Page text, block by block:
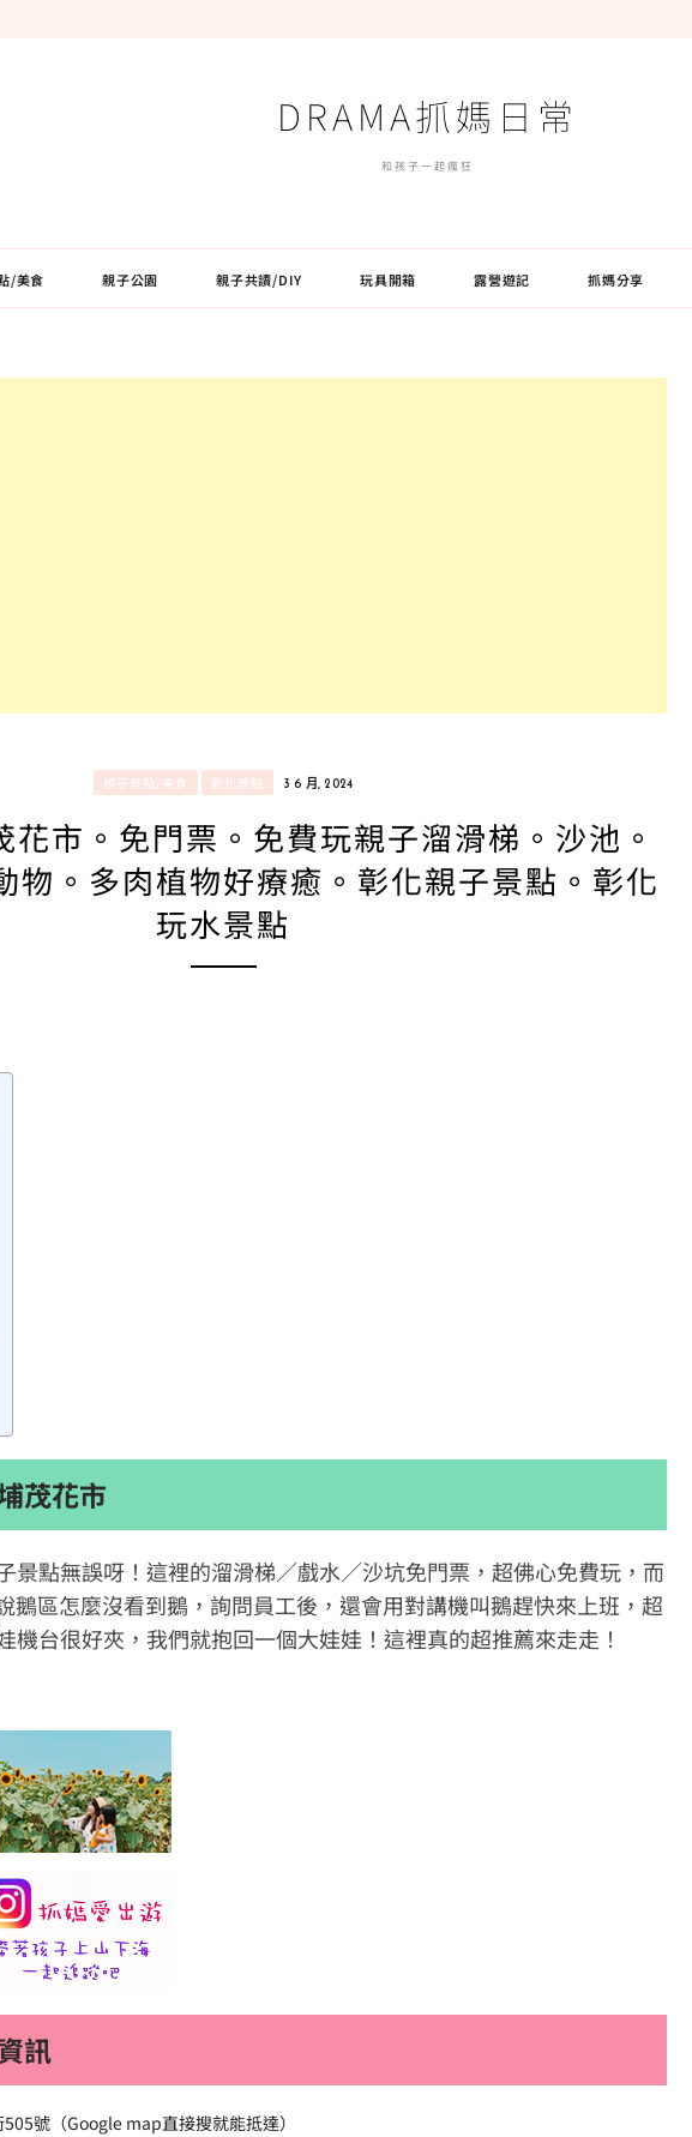
DRAMA抓媽日常
和孩子一起瘋狂
/美食 親子公園 親子共讀/DIY 玩具開箱 露營遊記 抓媽分享
親子景點/美食 彰化景點 3 6 月, 2024
市。免門票。免費玩親子溜滑梯。沙池。
物。多肉植物好療癒。彰化親子景點。彰化
玩水景點
茂花市
景點無誤呀！這裡的溜滑梯／戲水／沙坑免門票，超佛心免費玩，而
鵝區怎麼沒看到鵝，詢問員工後，還會用對講機叫鵝趕快來上班，超
機台很好夾，我們就抱回一個大娃娃！這裡真的超推薦來走走！
訊
號（Google map直接搜就能抵達）